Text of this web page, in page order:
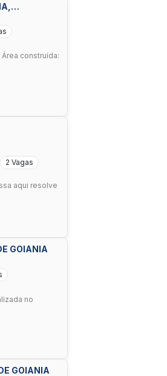
construída:
2 Vagas
aqui resolve
GOIANIA
no
GOIANIA